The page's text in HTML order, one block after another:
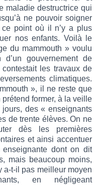
maladie destructrice qui
ne pouvoir soigner
point où il n’y a plus
nos enfants. Voilà le
du mammouth » voulu
gouvernement de
les travaux de
climatiques.
», il ne reste que
prétend former, à la veille
des « enseignants
de trente élèves. On ne
dès les premières
et ainsi accentuer
enseignante dont on dit
mais beaucoup moins,
a-t-il pas meilleur moyen
en négligeant